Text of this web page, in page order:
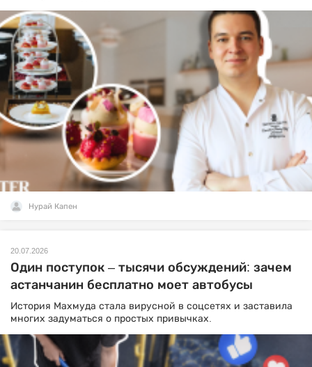
Нурай Капен
20.07.2026
Один поступок – тысячи обсуждений: зачем
астанчанин бесплатно моет автобусы
История Махмуда стала вирусной в соцсетях и заставила
многих задуматься о простых привычках.